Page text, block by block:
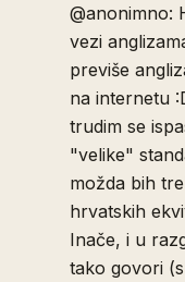
@anonimno:
vezi
previše
na internetu
trudim se
"velike"
možda bih
hrvatskih
Inače, i u
tako govori